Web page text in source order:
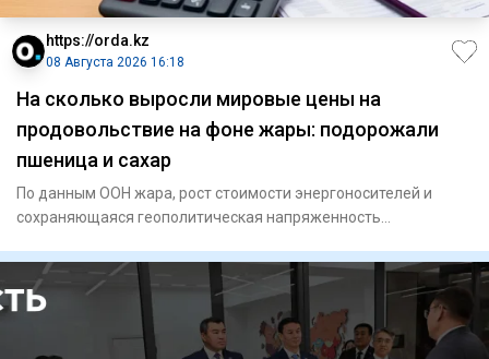
https://orda.kz
08 Августа 2026 16:18
На сколько выросли мировые цены на
продовольствие на фоне жары: подорожали
пшеница и сахар
По данным ООН жара, рост стоимости энергоносителей и
сохраняющаяся геополитическая напряженность